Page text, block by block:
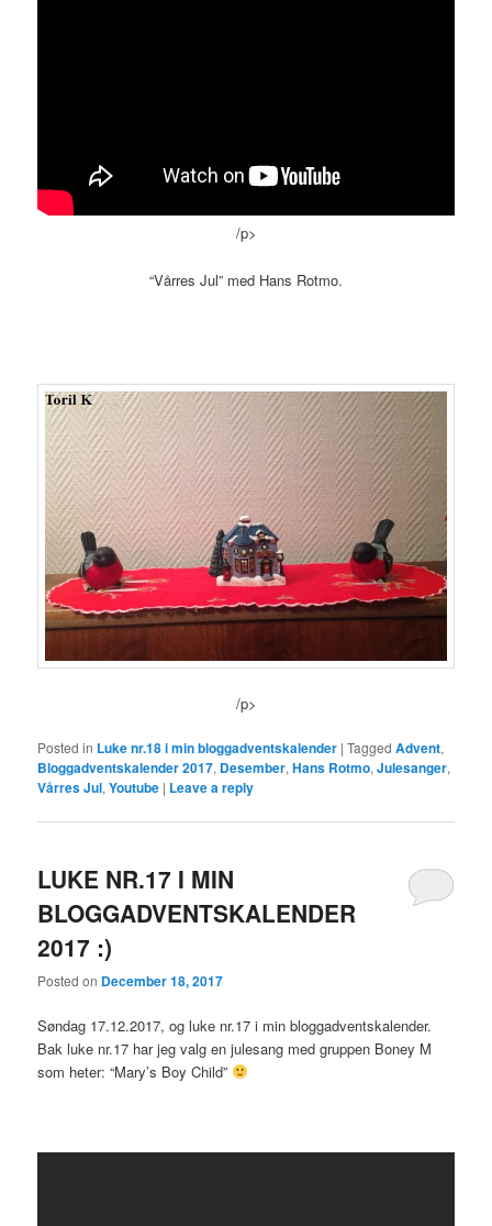
/p>
“Vårres Jul” med Hans Rotmo.
/p>
Posted in Luke nr.18 i min bloggadventskalender |Tagged Advent,
Bloggadventskalender 2017, Desember,Hans Rotmo,Julesanger,
Vårres Jul,Youtube | Leave a reply
LUKE NR.17 I MIN
BLOGGADVENTSKALENDER
2017 :)
Posted on December 18, 2017
Søndag 17.12.2017, og luke nr.17 i min bloggadventskalender.
Bak luke nr.17 har jeg valg en julesang med gruppen Boney M
som heter: “Mary’s Boy Child”